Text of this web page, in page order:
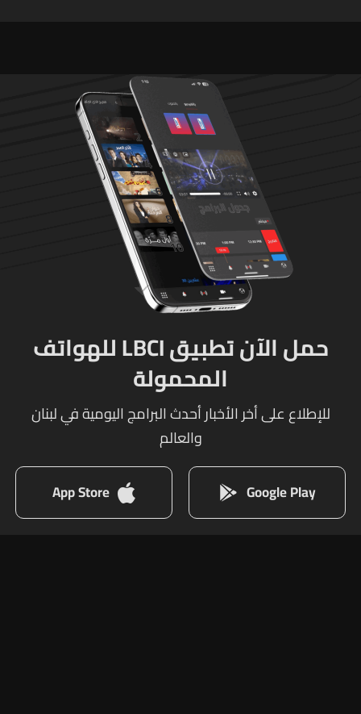
حمل الآن تطبيق LBCI للهواتف
المحمولة
للإطلاع على أخر الأخبار أحدث البرامج اليومية في لبنان
والعالم
Google Play
App Store